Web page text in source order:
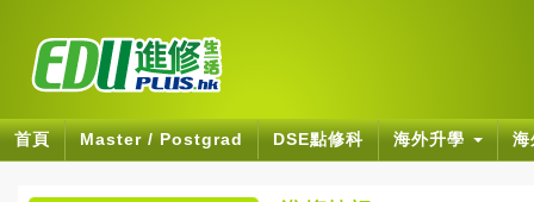
首頁 Master / Postgrad DSE點修科 海外升學